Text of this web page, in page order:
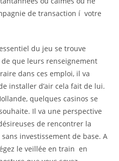
de transaction í votre
du jeu se trouve
que leurs renseignement
dans ces emploi, il va
installer d’air cela fait de lui.
quelques casinos se
Il va une perspective
de rencontrer la
investissement de base. A
le veillée en train en